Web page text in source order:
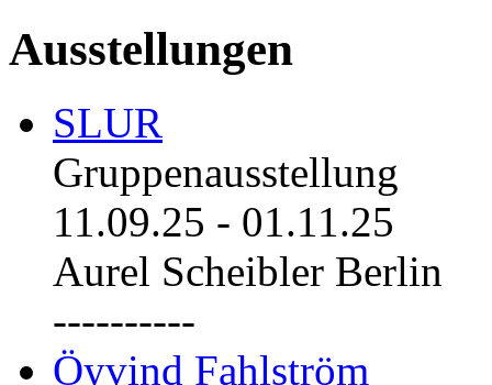
Ausstellungen
SLUR
Gruppenausstellung
11.09.25 - 01.11.25
Aurel Scheibler Berlin
----------
Öyvind Fahlström